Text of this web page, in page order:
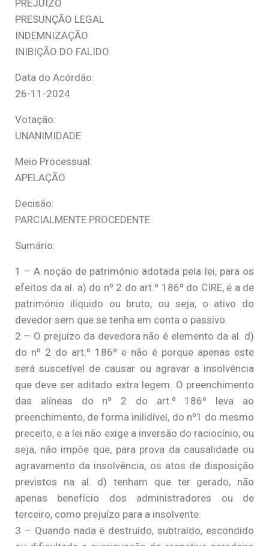
PREJUÍZO
PRESUNÇÃO LEGAL
INDEMNIZAÇÃO
INIBIÇÃO DO FALIDO
Data do Acórdão:
26-11-2024
Votação:
UNANIMIDADE
Meio Processual:
APELAÇÃO
Decisão:
PARCIALMENTE PROCEDENTE
Sumário:
1 – A noção de património adotada pela lei, para os
efeitos da al. a) do nº 2 do art.º 186º do CIRE, é a de
património ilíquido ou bruto, ou seja, o ativo do
devedor sem que se tenha em conta o passivo.
2 – O prejuízo da devedora não é elemento da al. d)
do nº 2 do art.º 186º e não é porque apenas este
será suscetível de causar ou agravar a insolvência
que deve ser aditado extra legem. O preenchimento
das alíneas do nº 2 do art.º 186º leva ao
preenchimento, de forma inilidível, do nº1 do mesmo
preceito, e a lei não exige a inversão do raciocínio, ou
seja, não impõe que, para prova da causalidade ou
agravamento da insolvência, os atos de disposição
previstos na al. d) tenham que ter gerado, não
apenas benefício dos administradores ou de
terceiro, como prejuízo para a insolvente.
3 – Quando nada é destruído, subtraído, escondido